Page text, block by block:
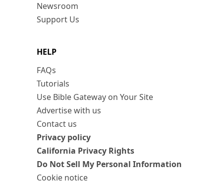
Newsroom
Support Us
HELP
FAQs
Tutorials
Use Bible Gateway on Your Site
Advertise with us
Contact us
Privacy policy
California Privacy Rights
Do Not Sell My Personal Information
Cookie notice